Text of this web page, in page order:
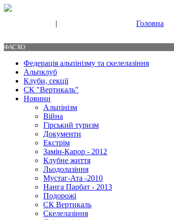
| Головна
ФАСХО
Федерація альпінізму та скелелазіння
Альпклуб
Клуби, секції
СК "Вертикаль"
Новини
Альпінізм
Війна
Гірський туризм
Документи
Екстрім
Замін-Карор - 2012
Клубне життя
Льодолазіння
Мустаг-Ата -2010
Нанга Парбат - 2013
Подорожі
СК Вертикаль
Скелелазіння